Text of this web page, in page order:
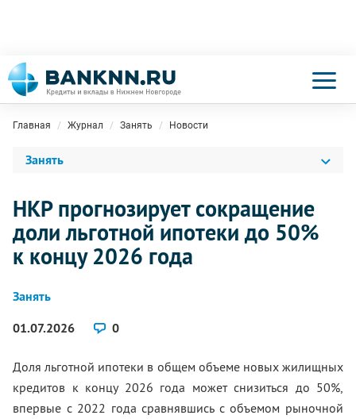
Главная Журнал Занять Новости
Занять
НКР прогнозирует сокращение
доли льготной ипотеки до 50%
к концу 2026 года
Занять
01.07.2026
0
Доля льготной ипотеки в общем объеме новых жилищных
кредитов к концу 2026 года может снизиться до 50%,
впервые с 2022 года сравнявшись с объемом рыночной